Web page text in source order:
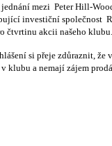
mezi Peter Hill-
investiční společnost
čtvrtinu akcii našeho klubu.
si přeje zdůraznit, že
klubu a nemají zájem